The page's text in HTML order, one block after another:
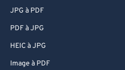
JPG à PDF
PDF à JPG
HEIC à JPG
Image à PDF